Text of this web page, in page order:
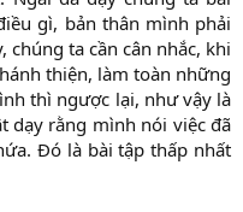
gì, bản thân mình phải
chúng ta cần cân nhắc, khi
thiện, làm toàn những
thì ngược lại, như vậy là
dạy rằng mình nói việc đã
Đó là bài tập thấp nhất